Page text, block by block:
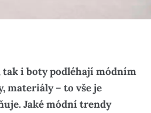
tak i boty podléhají módním
materiály – to vše je
Jaké módní trendy